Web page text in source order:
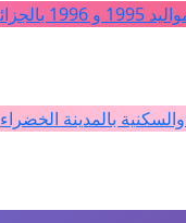
بالمدينة الخضراء